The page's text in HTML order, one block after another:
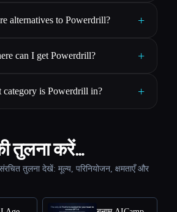
alternatives to Powerdrill? +
can I get Powerdrill? +
category is Powerdrill in? +
तुलना करें…
तुलना देखें: मूल्य, परिनियोजन, क्षमताएँ और